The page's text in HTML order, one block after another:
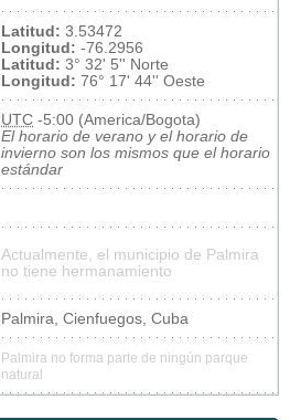
Latitud: 3.53472
Longitud: -76.2956
Latitud: 3° 32' 5'' Norte
Longitud: 76° 17' 44'' Oeste
UTC -5:00 (America/Bogota)
El horario de verano y el horario de
invierno son los mismos que el horario
estándar
Actualmente, el municipio de Palmira
no tiene hermanamiento
Palmira, Cienfuegos, Cuba
Palmira no forma parte de ningún parque
natural